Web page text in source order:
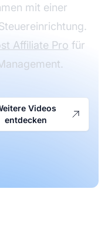
mit einer
Affiliate Pro für
Videos
entdecken